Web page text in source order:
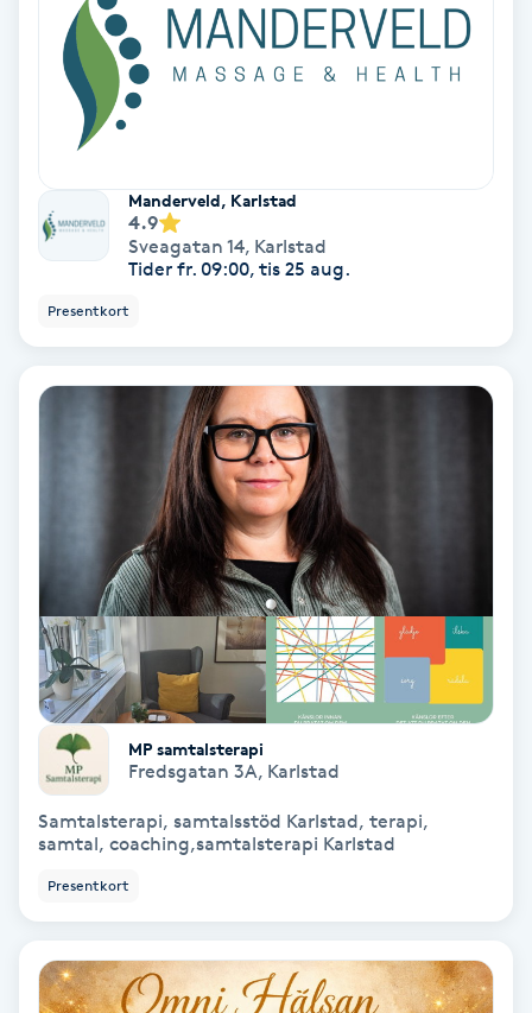
Gruppträning
Gua Sha-massage
Hatha Yoga
Headspa
Healing
Hot Stone Massage
Hot yoga
Hudföryngring
Huduppstramning
Hudvård
Hyperhidros
Manderveld, Karlstad
4.9
Sveagatan 14, Karlstad
Tider fr. 09:00, tis 25 aug.
Presentkort
MP samtalsterapi
Fredsgatan 3A, Karlstad
Samtalsterapi, samtalsstöd Karlstad, terapi,
samtal, coaching,samtalsterapi Karlstad
Presentkort